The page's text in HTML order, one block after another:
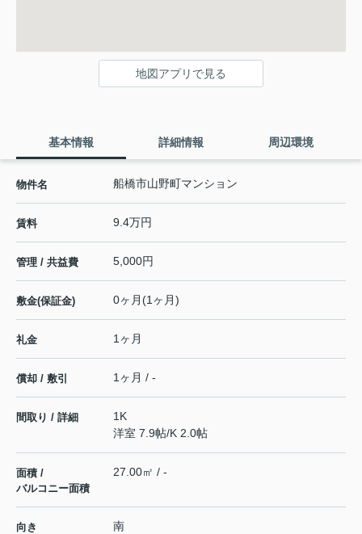
地図アプリで見る
基本情報 詳細情報 周辺環境
物件名 船橋市山野町マンション
賃料 9.4万円
管理 / 共益費 5,000円
敷金(保証金) 0ヶ月(1ヶ月)
礼金 1ヶ月
償却 / 敷引 1ヶ月 / -
間取り / 詳細
1K
洋室 7.9帖/K 2.0帖
面積 /
バルコニー面積
27.00㎡ / -
向き 南